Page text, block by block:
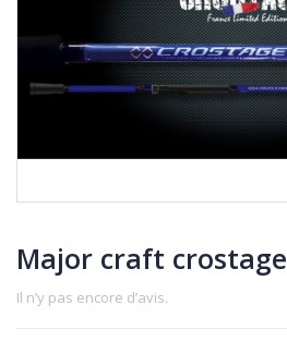
Major craft crostage
Il n’y pas encore d’avis.